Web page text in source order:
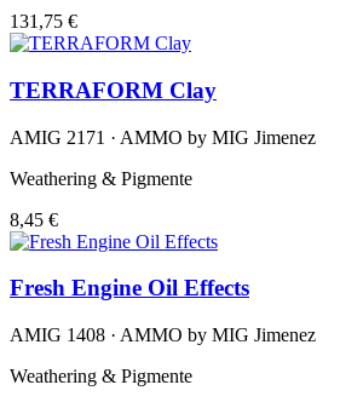
131,75 €
TERRAFORM Clay
AMIG 2171 · AMMO by MIG Jimenez
Weathering & Pigmente
8,45 €
Fresh Engine Oil Effects
AMIG 1408 · AMMO by MIG Jimenez
Weathering & Pigmente